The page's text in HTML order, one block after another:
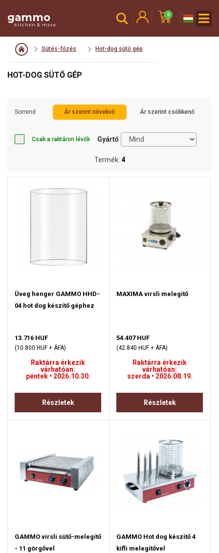
gammo
kitchen & more
0
Sütés-főzés Hot-dog sütő gép
HOT-DOG SÜTŐ GÉP
Sorrend Ár szerint növekvő Ár szerint csökkenő
Csak a raktáron lévők Gyártó
Termék: 4
Üveg henger GAMMO HHD-
04 hot dog készítő géphez
13.716 HUF
(10.800 HUF + ÁFA)
Raktárra érkezik
várhatóan:
péntek • 2026.10.30.
Részletek
MAXIMA virsli melegítő
54.407 HUF
(42.840 HUF + ÁFA)
Raktárra érkezik
várhatóan:
szerda • 2026.08.19.
Részletek
GAMMO virsli sütő-melegítő
- 11 görgővel
GAMMO Hot dog készítő 4
kifli melegítővel